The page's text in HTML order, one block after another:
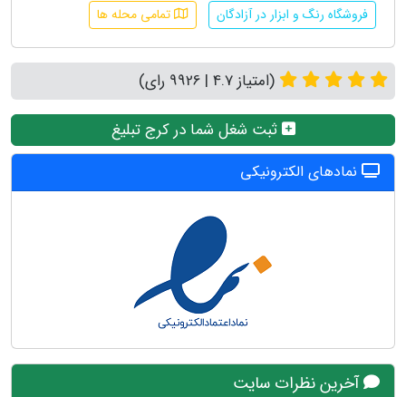
فروشگاه رنگ و ابزار در آزادگان
تمامی محله ها
(امتیاز 4.7 | 9926 رای)
ثبت شغل شما در کرج تبلیغ
نمادهای الکترونیکی
آخرین نظرات سایت